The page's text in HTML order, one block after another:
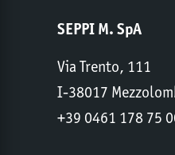
SEPPI M. SpA
Via Trento, 111
I-38017
+39 0461 178 75